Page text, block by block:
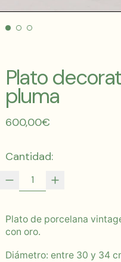
Plato
pluma
Precio habitual
600,00€
Cantidad:
Plato de porcelana
con oro.
Diámetro: entre 30 y 34